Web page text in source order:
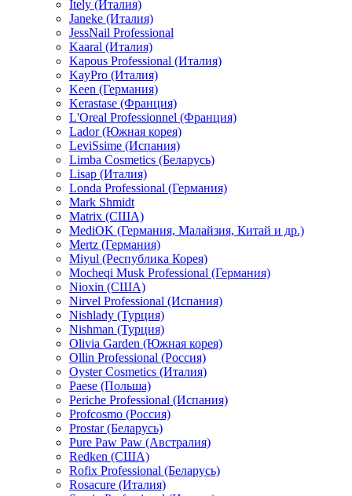
Itely (Италия)
Janeke (Италия)
JessNail Professional
Kaaral (Италия)
Kapous Professional (Италия)
KayPro (Италия)
Keen (Германия)
Kerastase (Франция)
L'Oreal Professionnel (Франция)
Lador (Южная корея)
LeviSsime (Испания)
Limba Cosmetics (Беларусь)
Lisap (Италия)
Londa Professional (Германия)
Mark Shmidt
Matrix (США)
MediOK (Германия, Малайзия, Китай и др.)
Mertz (Германия)
Miyul (Республика Корея)
Mocheqi Musk Professional (Германия)
Nioxin (США)
Nirvel Professional (Испания)
Nishlady (Турция)
Nishman (Турция)
Olivia Garden (Южная корея)
Ollin Professional (Россия)
Oyster Cosmetics (Италия)
Paese (Польша)
Periche Professional (Испания)
Profcosmo (Россия)
Prostar (Беларусь)
Pure Paw Paw (Австралия)
Redken (США)
Rofix Professional (Беларусь)
Rosacure (Италия)